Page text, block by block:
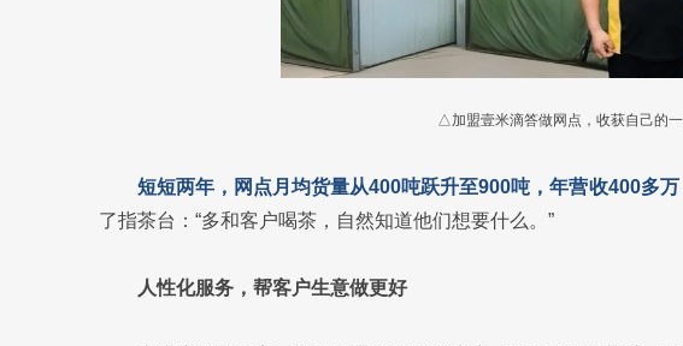
△加盟壹米滴答做网点，收获自己的
短短两年，网点月均货量从400吨跃升至900吨，年营收400多万
了指茶台：“多和客户喝茶，自然知道他们想要什么。”
人性化服务，帮客户生意做更好